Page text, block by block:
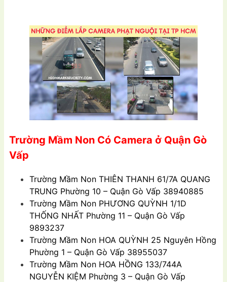
Trường Mầm Non Có Camera ở Quận Gò
Vấp
Trường Mầm Non THIÊN THANH 61/7A QUANG
TRUNG Phường 10 – Quận Gò Vấp 38940885
Trường Mầm Non PHƯƠNG QUỲNH 1/1D
THỐNG NHẤT Phường 11 – Quận Gò Vấp
9893237
Trường Mầm Non HOA QUỲNH 25 Nguyên Hồng
Phường 1 – Quận Gò Vấp 38955037
Trường Mầm Non HOA HỒNG 133/744A
NGUYỄN KIỆM Phường 3 – Quận Gò Vấp